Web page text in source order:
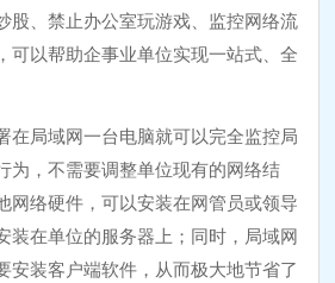
股、禁止办公室玩游戏、监控网络流
可以帮助企事业单位实现一站式、全
在局域网一台电脑就可以完全监控局
为，不需要调整单位现有的网络结
网络硬件，可以安装在网管员或领导
装在单位的服务器上；同时，局域网
安装客户端软件，从而极大地节省了